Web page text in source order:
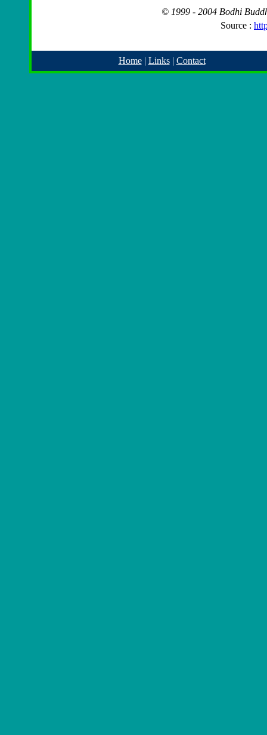
© 1999 - 2004Bodhi
Source :
Home| Links| Contact